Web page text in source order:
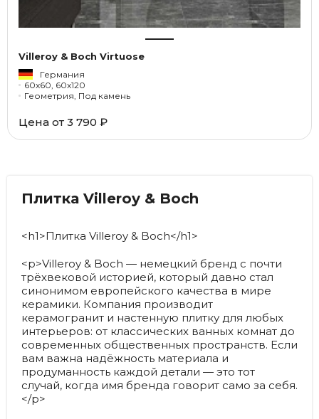
Villeroy & Boch Virtuose
Германия
60x60, 60x120
Геометрия, Под камень
Цена от 3 790 ₽
Плитка Villeroy & Boch
<h1>Плитка Villeroy & Boch</h1>
<p>Villeroy & Boch — немецкий бренд с почти
трёхвековой историей, который давно стал
синонимом европейского качества в мире
керамики. Компания производит
керамогранит и настенную плитку для любых
интерьеров: от классических ванных комнат до
современных общественных пространств. Если
вам важна надёжность материала и
продуманность каждой детали — это тот
случай, когда имя бренда говорит само за себя.
</p>